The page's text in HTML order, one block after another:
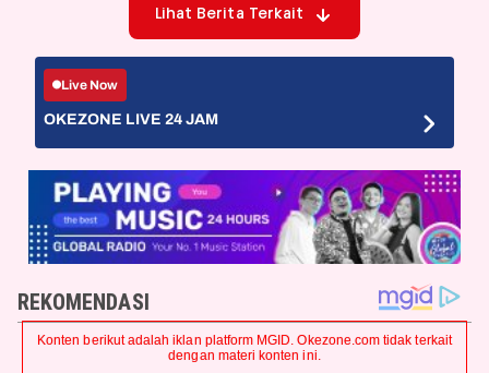
Lihat Berita Terkait
Live Now
OKEZONE LIVE 24 JAM